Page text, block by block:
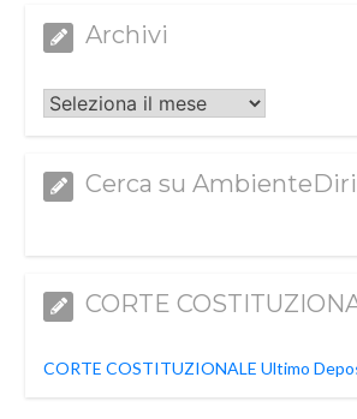
Archivi
Archivi
Cerca su
CORTE
CORTE COSTITUZIONALE Ultimo